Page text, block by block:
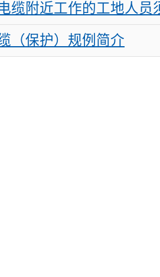
缆附近工作的工地人员
（保护）规例简介